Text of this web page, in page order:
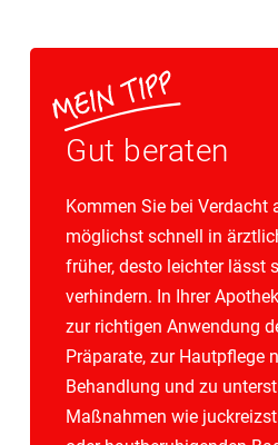
Gut beraten
Kommen Sie bei Verdacht
möglichst schnell in
früher, desto leichter lässt
verhindern. In Ihrer
zur richtigen Anwendung
Präparate, zur Hautpflege
Behandlung und zu
Maßnahmen wie